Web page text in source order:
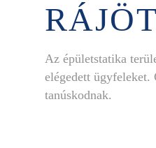
Az épületstatika
elégedett ügyfeleket.
tanúskodnak.